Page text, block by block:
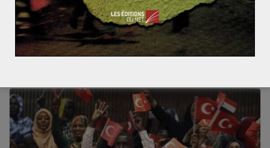
Rétrospective 2014 : la révolution des parapluies de
Hong-Kong, lutte pour la démocratie
Rétrospective 2014: Les interventions françaises à l’é